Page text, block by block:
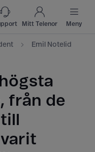
Mitt Telenor Meny
Emil Notelid
från de